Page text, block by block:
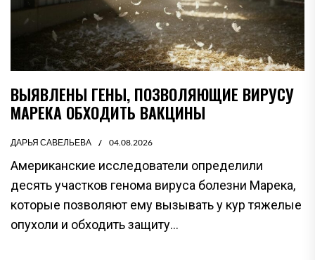
ВЫЯВЛЕНЫ ГЕНЫ, ПОЗВОЛЯЮЩИЕ ВИРУСУ
МАРЕКА ОБХОДИТЬ ВАКЦИНЫ
ДАРЬЯ САВЕЛЬЕВА 04.08.2026
Американские исследователи определили
десять участков генома вируса болезни Марека,
которые позволяют ему вызывать у кур тяжелые
опухоли и обходить защиту...